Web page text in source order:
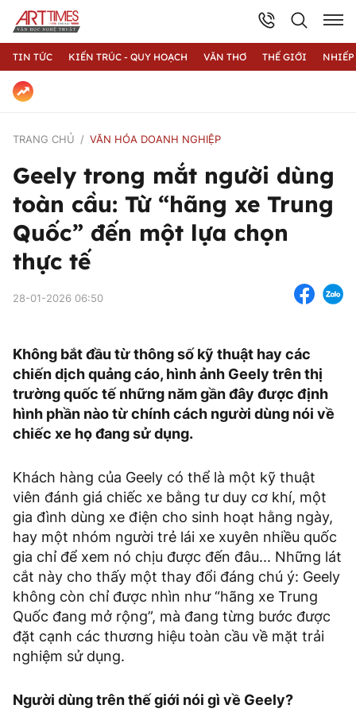
TIN TỨC KIẾN TRÚC - QUY HOẠCH VĂN THƠ THẾ GIỚI
TRANG CHỦ VĂN HÓA DOANH NGHIỆP
Geely trong mắt người dùng
toàn cầu: Từ “hãng xe Trung
Quốc” đến một lựa chọn
thực tế
28-01-2026 06:50
Không bắt đầu từ thông số kỹ thuật hay các
chiến dịch quảng cáo, hình ảnh Geely trên thị
trường quốc tế những năm gần đây được định
hình phần nào từ chính cách người dùng nói về
chiếc xe họ đang sử dụng.
Khách hàng của Geely có thể là một kỹ thuật
viên đánh giá chiếc xe bằng tư duy cơ khí, một
gia đình dùng xe điện cho sinh hoạt hằng ngày,
hay một nhóm người trẻ lái xe xuyên nhiều quốc
gia chỉ để xem nó chịu được đến đâu... Những lát
cắt này cho thấy một thay đổi đáng chú ý: Geely
không còn chỉ được nhìn như “hãng xe Trung
Quốc đang mở rộng”, mà đang từng bước được
đặt cạnh các thương hiệu toàn cầu về mặt trải
nghiệm sử dụng.
Người dùng trên thế giới nói gì về Geely?